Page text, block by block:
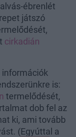
ébrenlét
játszó
cirkadián
információk
is:
termelődését,
dob fel az
ki, ami tovább
(Egyúttal a